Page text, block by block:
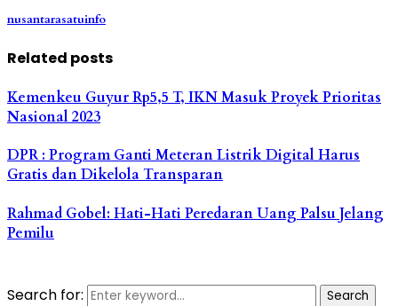
nusantarasatuinfo
Related posts
Kemenkeu Guyur Rp5,5 T, IKN Masuk Proyek Prioritas
Nasional 2023
DPR : Program Ganti Meteran Listrik Digital Harus
Gratis dan Dikelola Transparan
Rahmad Gobel: Hati-Hati Peredaran Uang Palsu Jelang
Pemilu
Search for: Search